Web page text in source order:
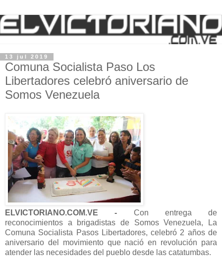
13 jul 2019
Comuna Socialista Paso Los
Libertadores celebró aniversario de
Somos Venezuela
ELVICTORIANO.COM.VE -
Con entrega de
reconocimientos a brigadistas de Somos Venezuela, La
Comuna Socialista Pasos Libertadores, celebró 2 años de
aniversario del movimiento que nació en revolución para
atender las necesidades del pueblo desde las catatumbas.